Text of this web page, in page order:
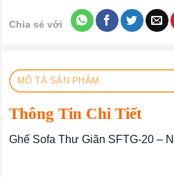
Chia sẻ với
MÔ TẢ SẢN PHẨM
Thông Tin Chi Tiết
Ghế Sofa Thư Giãn SFTG-20 –